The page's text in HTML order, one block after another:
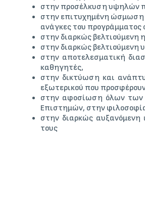
στην προσέλκυση υψηλών
στην επιτυχημένη ώσμωση
ανάγκες του
στην διαρκώς βελτιούμενη
στην διαρκώς
στην αποτελεσματική
καθηγητές,
στην δικτύωση και
εξωτερικού που
στην αφοσίωση όλων των
Επιστημών, στην
στην διαρκώς
τους